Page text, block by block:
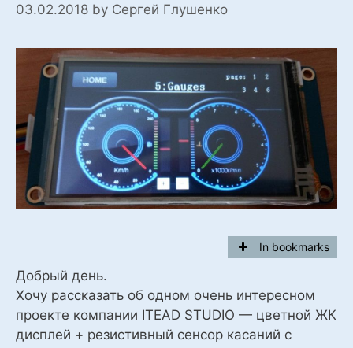
03.02.2018 by Сергей Глушенко
In bookmarks
Добрый день.
Хочу рассказать об одном очень интересном
проекте компании ITEAD STUDIO — цветной ЖК
дисплей + резистивный сенсор касаний с